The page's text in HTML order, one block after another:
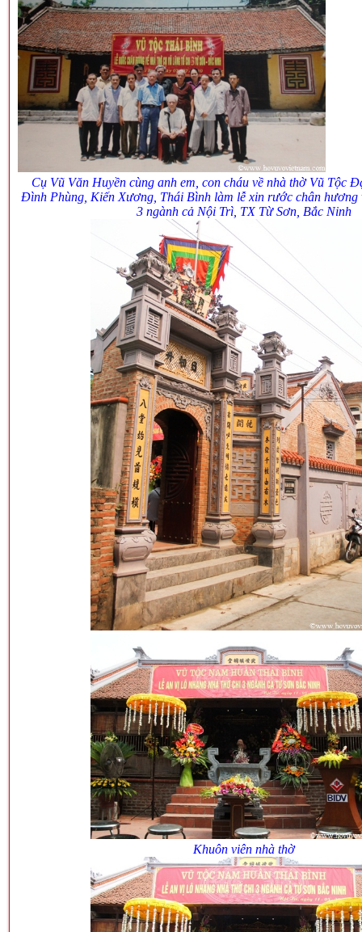
Cụ Vũ Văn Huyền cùng anh em, con cháu về nhà thờ Vũ Tộc
Đình Phùng, Kiến Xương, Thái Bình làm lễ xin rước chân hương
3 ngành cả Nội Trì, TX Từ Sơn, Bắc Ninh
Khuôn viên nhà thờ